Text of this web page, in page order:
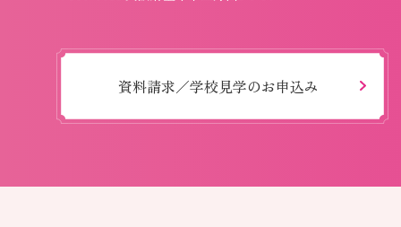
資料請求／学校見学のお申込み